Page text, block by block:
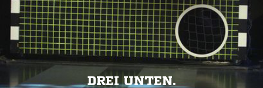
DREI UNTEN.